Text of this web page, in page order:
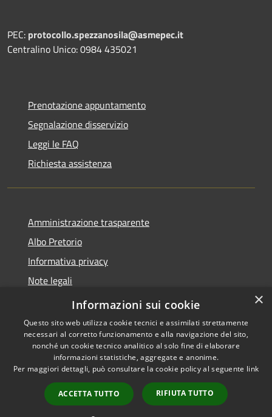
PEC: protocollo.spezzanosila@asmepec.it
Centralino Unico: 0984 435021
Prenotazione appuntamento
Segnalazione disservizio
Leggi le FAQ
Richiesta assistenza
Amministrazione trasparente
Albo Pretorio
Informativa privacy
Note legali
Dichiarazione di accessibilità
Accessibilità
Copyright © 2026 • Comune di
Spezzano della Sila • Powered
byMunicipium
Accesso
redazione
×
Informazioni sui cookie
Questo sito web utilizza cookie tecnici e assimilati strettamente
necessari al corretto funzionamento e alla navigazione del sito,
nonché un cookie tecnico analitico al solo fine di elaborare
informazioni statistiche, aggregate e anonime.
Per maggiori dettagli, può consultare la cookie policy al seguente link
ACCETTA TUTTO RIFIUTA TUTTO